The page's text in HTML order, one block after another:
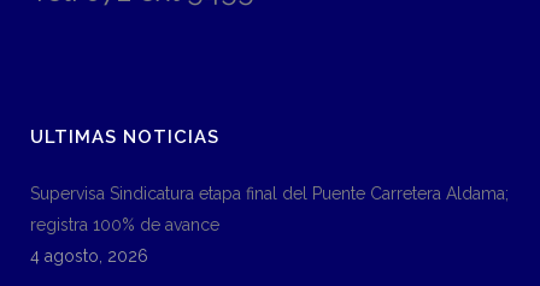
ULTIMAS NOTICIAS
Supervisa Sindicatura etapa final del Puente Carretera Aldama;
registra 100% de avance
4 agosto, 2026